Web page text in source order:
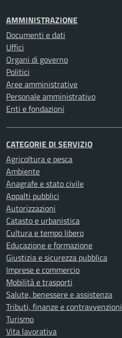
AMMINISTRAZIONE
Documenti e dati
Uffici
Organi di governo
Politici
Aree amministrative
Personale amministrativo
Enti e fondazioni
CATEGORIE DI SERVIZIO
Agricoltura e pesca
Ambiente
Anagrafe e stato civile
Appalti pubblici
Autorizzazioni
Catasto e urbanistica
Cultura e tempo libero
Educazione e formazione
Giustizia e sicurezza pubblica
Imprese e commercio
Mobilità e trasporti
Salute, benessere e assistenza
Tributi, finanze e contravvenzioni
Turismo
Vita lavorativa